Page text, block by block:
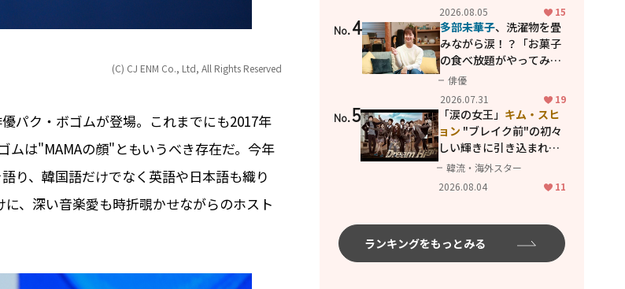
(C) CJ ENM Co., Ltd, All Rights Reserved
パク・ボゴムが登場。これまでにも2017年
ムは"MAMAの顔"ともいうべき存在だ。今年
り、韓国語だけでなく英語や日本語も織り
、深い音楽愛も時折覗かせながらのホスト
2026.08.05
15
No.4 多部未華子、洗濯物を畳
みながら涙！？「お菓子
の食べ放題がやってみた
い」ハンディファン4台の
暑さ対策も明かす
俳優
2026.07.31
19
No.5 「涙の女王」 キム・スヒ
ョン "ブレイク前"の初々
しい輝きに引き込まれ
る...2PM テギョン
共演の青春名作「ドリー
韓流・海外スター
2026.08.04
11
ランキングをもっとみる